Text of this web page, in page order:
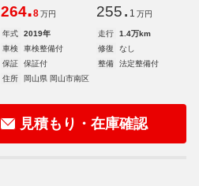
264.8 万円 255. 1 万円
年式 2019年 走行
1.4万km
車検
車検整備付 修復
なし
保証
保証付 整備
法定整備付
住所
岡山県 岡山市南区
見積もり・在庫確認